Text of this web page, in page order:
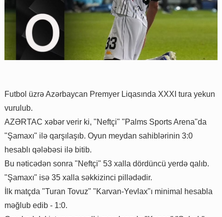
Futbol üzrə Azərbaycan Premyer Liqasında XXXI tura yekun
vurulub.
AZƏRTAC xəbər verir ki, "Neftçi" "Palms Sports Arena"da
"Şamaxı" ilə qarşılaşıb. Oyun meydan sahiblərinin 3:0
hesablı qələbəsi ilə bitib.
Bu nəticədən sonra "Neftçi" 53 xalla dördüncü yerdə qalıb.
"Şamaxı" isə 35 xalla səkkizinci pillədədir.
İlk matçda "Turan Tovuz" "Karvan-Yevlax"ı minimal hesabla
məğlub edib - 1:0.